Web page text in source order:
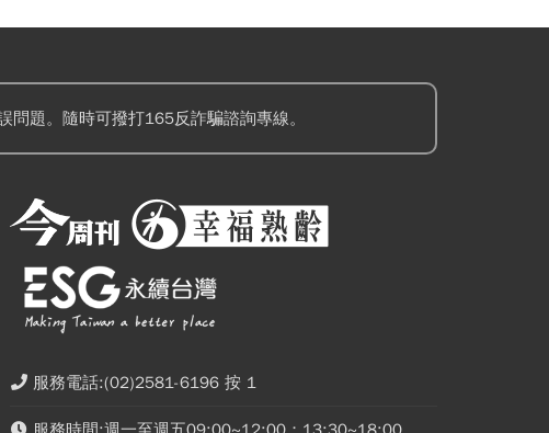
問題。隨時可撥打165反詐騙諮詢專線。
服務電話:(02)2581-6196 按 1